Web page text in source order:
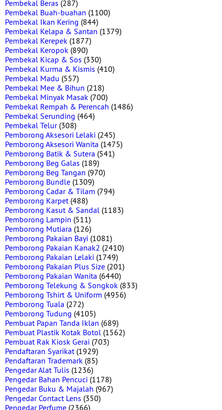
Pembekal Beras (287)
Pembekal Buah-buahan (1100)
Pembekal Ikan Kering (844)
Pembekal Kelapa & Santan (1379)
Pembekal Kerepek (1877)
Pembekal Keropok (890)
Pembekal Kicap & Sos (330)
Pembekal Kurma & Kismis (410)
Pembekal Madu (557)
Pembekal Mee & Bihun (218)
Pembekal Minyak Masak (700)
Pembekal Rempah & Perencah (1486)
Pembekal Serunding (464)
Pembekal Telur(308)
Pemborong Aksesori Lelaki (245)
Pemborong Aksesori Wanita (1475)
Pemborong Batik & Sutera (541)
Pemborong Beg Galas (189)
Pemborong Beg Tangan (970)
Pemborong Bundle (1309)
Pemborong Cadar & Tilam (794)
Pemborong Karpet(488)
Pemborong Kasut & Sandal (1183)
Pemborong Lampin (511)
Pemborong Mutiara (126)
Pemborong Pakaian Bayi (1081)
Pemborong Pakaian Kanak2 (2410)
Pemborong Pakaian Lelaki (1749)
Pemborong Pakaian Plus Size (201)
Pemborong Pakaian Wanita (6440)
Pemborong Telekung & Songkok (833)
Pemborong Tshirt & Uniform (4956)
Pemborong Tuala (272)
Pemborong Tudung (4105)
Pembuat Papan Tanda Iklan (689)
Pembuat Plastik Kotak Botol (1562)
Pembuat Rak Kiosk Gerai (703)
Pendaftaran Syarikat(1929)
Pendaftaran Trademark (85)
Pengedar Alat Tulis (1236)
Pengedar Bahan Pencuci (1178)
Pengedar Buku & Majalah (967)
Pengedar Contact Lens (350)
Pengedar Perfume (2366)